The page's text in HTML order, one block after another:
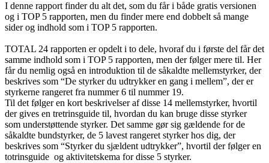
I denne rapport finder du alt det, som du får i både gratis versionen
og i TOP 5 rapporten, men du finder mere end dobbelt så mange
sider og indhold som i TOP 5 rapporten.
TOTAL 24 rapporten er opdelt i to dele, hvoraf du i første del får det
samme indhold som i TOP 5 rapporten, men der følger mere til. Her
får du nemlig også en introduktion til de såkaldte mellemstyrker, der
beskrives som “De styrker du udtrykker en gang i mellem”, der er
styrkerne rangeret fra nummer 6 til nummer 19.
Til det følger en kort beskrivelser af disse 14 mellemstyrker, hvortil
der gives en tretrinsguide til, hvordan du kan bruge disse styrker
som understøttende styrker. Det samme gør sig gældende for de
såkaldte bundstyrker, de 5 lavest rangeret styrker hos dig, der
beskrives som “Styrker du sjældent udtrykker”, hvortil der følger en
totrinsguide og aktivitetskema for disse 5 styrker.